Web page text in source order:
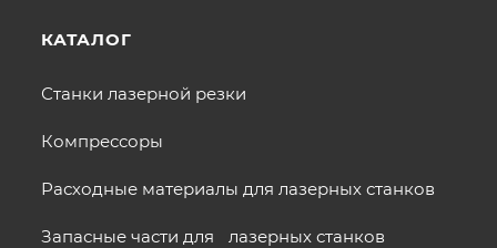
КАТАЛОГ
Станки лазерной резки
Компрессоры
Расходные материалы для лазерных станков
Запасные части для лазерных станков